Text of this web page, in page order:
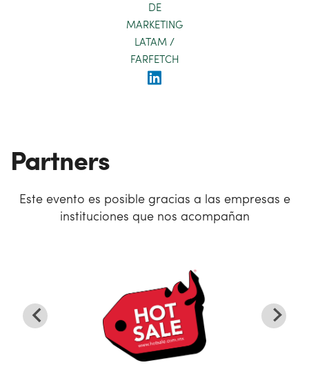
DE
MARKETING
LATAM /
FARFETCH
Partners
Este evento es posible gracias a las empresas e
instituciones que nos acompañan